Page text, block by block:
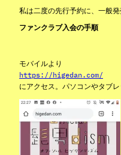
私は二度の先行予約に、一般発
ファンクラブ入会の手順
モバイルより
https://higedan.com/
にアクセス。パソコンやタブ